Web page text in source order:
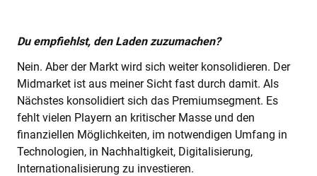
Du empfiehlst, den Laden zuzumachen?
Nein. Aber der Markt wird sich weiter konsolidieren. Der
Midmarket ist aus meiner Sicht fast durch damit. Als
Nächstes konsolidiert sich das Premiumsegment. Es
fehlt vielen Playern an kritischer Masse und den
finanziellen Möglichkeiten, im notwendigen Umfang in
Technologien, in Nachhaltigkeit, Digitalisierung,
Internationalisierung zu investieren.